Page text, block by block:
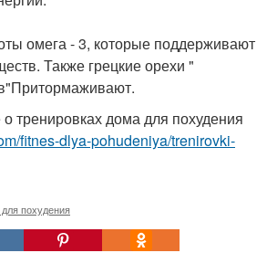
омега - 3, которые поддерживают
Также грецкие орехи "
тренировках дома для похудения
fitnes-dlya-pohudeniya/trenirovki-
похудения